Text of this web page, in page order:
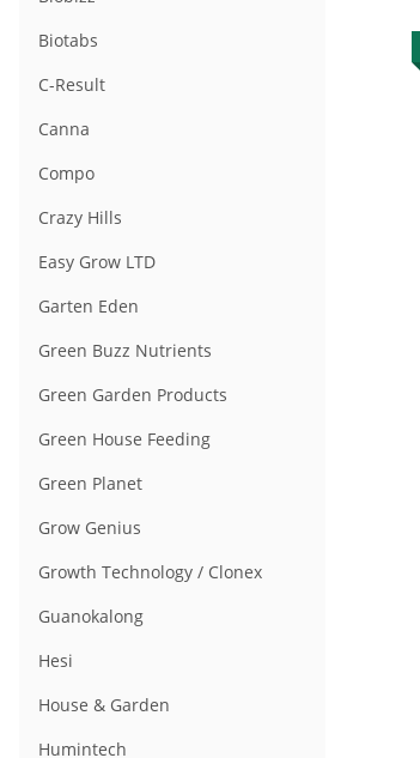
Biotabs
C-Result
Canna
Compo
Crazy Hills
Easy Grow LTD
Garten Eden
Green Buzz Nutrients
Green Garden Products
Green House Feeding
Green Planet
Grow Genius
Growth Technology / Clonex
Guanokalong
Hesi
House & Garden
Humintech